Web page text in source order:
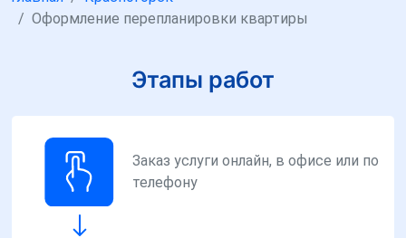
Оформление перепланировки квартиры
Этапы работ
Заказ услуги онлайн, в офисе или по
телефону